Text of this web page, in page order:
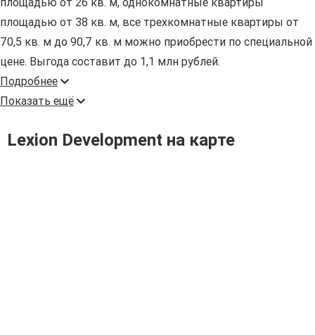
площадью от 38 кв. м, все трехкомнатные квартиры от
70,5 кв. м до 90,7 кв. м можно приобрести по специальной
цене. Выгода составит до 1,1 млн рублей.
Подробнее
Показать ещё
Lexion Development на карте